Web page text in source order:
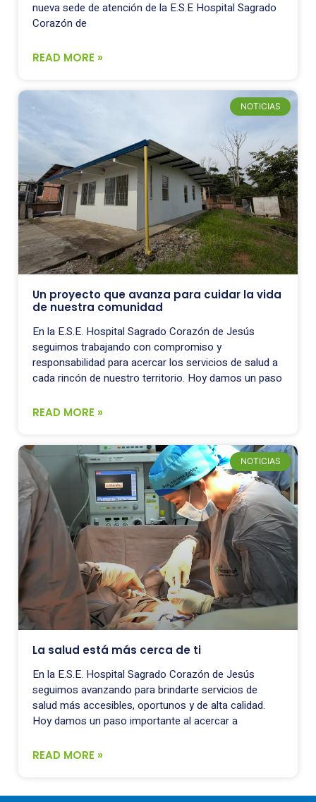
nueva sede de atención de la E.S.E Hospital Sagrado
Corazón de
READ MORE »
NOTICIAS
Un proyecto que avanza para cuidar la vida
de nuestra comunidad
En la E.S.E. Hospital Sagrado Corazón de Jesús
seguimos trabajando con compromiso y
responsabilidad para acercar los servicios de salud a
cada rincón de nuestro territorio. Hoy damos un paso
READ MORE »
NOTICIAS
La salud está más cerca de ti
En la E.S.E. Hospital Sagrado Corazón de Jesús
seguimos avanzando para brindarte servicios de
salud más accesibles, oportunos y de alta calidad.
Hoy damos un paso importante al acercar a
READ MORE »